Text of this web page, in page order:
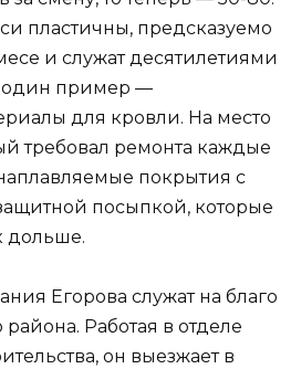
пластичны, предсказуемо
и служат десятилетиями
один пример —
для кровли. На место
требовал ремонта каждые
покрытия с
посыпкой, которые
дольше.
Егорова служат на благо
Работая в отделе
он выезжает в